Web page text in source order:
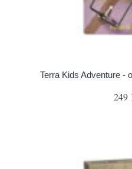
Terra Kids Adventure -
249